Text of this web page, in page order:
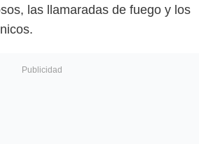
las llamaradas de fuego y los